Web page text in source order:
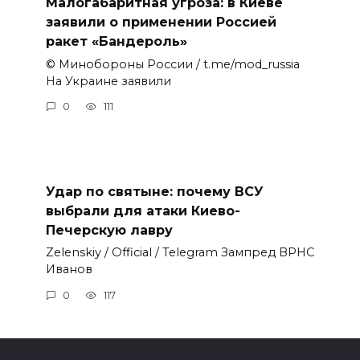
заявили о применении Россией
ракет «Бандероль»
© Минобороны России / t.me/mod_russia
На Украине заявили
0 111
Удар по святыне: почему ВСУ
выбрали для атаки Киево-
Печерскую лавру
Zеlеnskiу / Оfficiаl / Telegram Зампред ВРНС
Иванов
0 117